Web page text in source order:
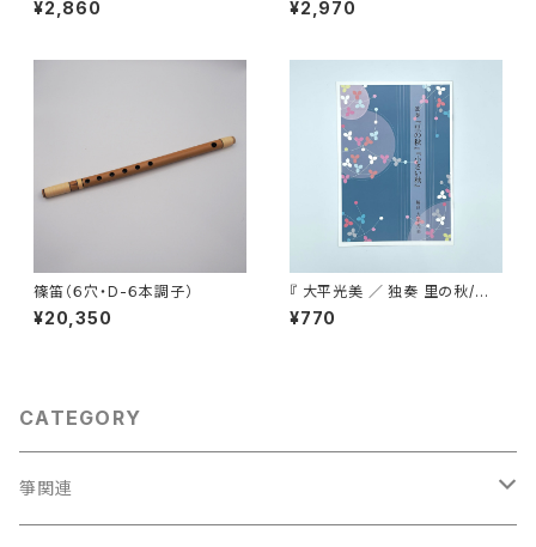
¥2,860 ¥2,970
篠笛（６穴・D-６本調子）
¥20,350
『 大平光美 ／ 独奏 里の秋/小
さい秋 』
¥770
CATEGORY
箏関連